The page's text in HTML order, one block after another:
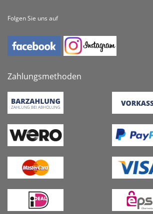
Folgen Sie uns auf
Zahlungsmethoden